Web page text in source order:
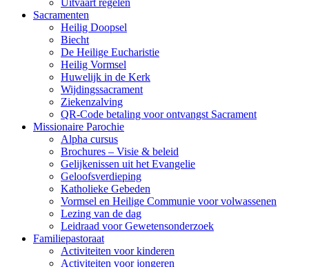
Uitvaart regelen
Sacramenten
Heilig Doopsel
Biecht
De Heilige Eucharistie
Heilig Vormsel
Huwelijk in de Kerk
Wijdingssacrament
Ziekenzalving
QR-Code betaling voor ontvangst Sacrament
Missionaire Parochie
Alpha cursus
Brochures – Visie & beleid
Gelijkenissen uit het Evangelie
Geloofsverdieping
Katholieke Gebeden
Vormsel en Heilige Communie voor volwassenen
Lezing van de dag
Leidraad voor Gewetensonderzoek
Familiepastoraat
Activiteiten voor kinderen
Activiteiten voor jongeren